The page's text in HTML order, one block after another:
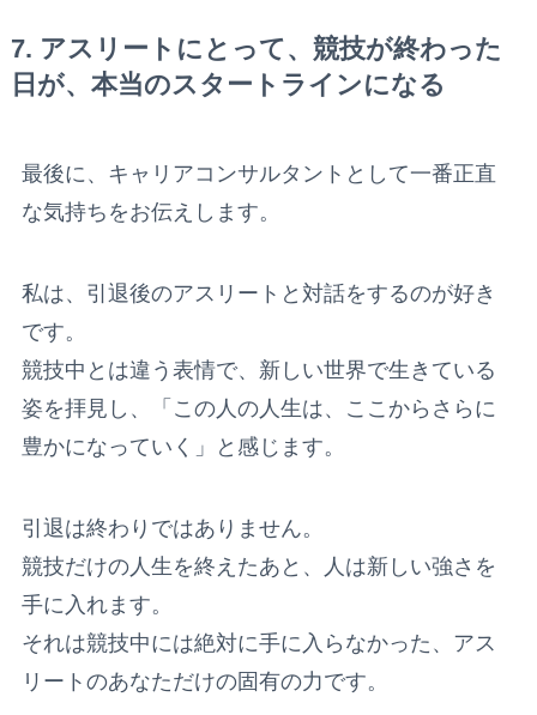
7. アスリートにとって、競技が終わった
日が、本当のスタートラインになる
最後に、キャリアコンサルタントとして一番正直
な気持ちをお伝えします。
私は、引退後のアスリートと対話をするのが好き
です。
競技中とは違う表情で、新しい世界で生きている
姿を拝見し、「この人の人生は、ここからさらに
豊かになっていく」と感じます。
引退は終わりではありません。
競技だけの人生を終えたあと、人は新しい強さを
手に入れます。
それは競技中には絶対に手に入らなかった、アス
リートのあなただけの固有の力です。